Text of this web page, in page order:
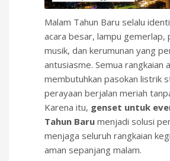
Malam Tahun Baru selalu
acara besar, lampu gemerlap,
musik, dan kerumunan yang
antusiasme. Semua rangkaian
membutuhkan pasokan listrik
perayaan berjalan meriah
Karena itu, genset untuk
Tahun Baru menjadi solusi
menjaga seluruh rangkaian
aman sepanjang malam.